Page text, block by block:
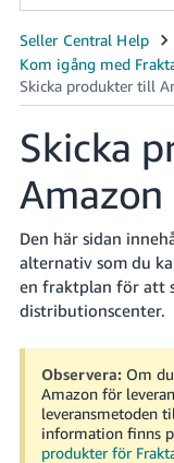
Swedish
中
文
CN
English
- GB
Swedish
- SE
Skicka
Amazon
Den här sidan
alternativ som du
en fraktplan för att
distributionscenter.
Observera: Om
Amazon för
leveransmetoden
information finns
produkter för